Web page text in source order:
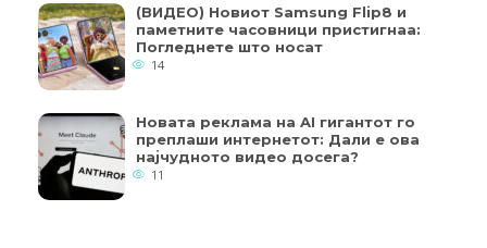
(ВИДЕО) Новиот Samsung Flip8 и
паметните часовници пристигнаа:
Погледнете што носат
14
Новата реклама на AI гигантот го
преплаши интернетот: Дали е ова
најчудното видео досега?
11